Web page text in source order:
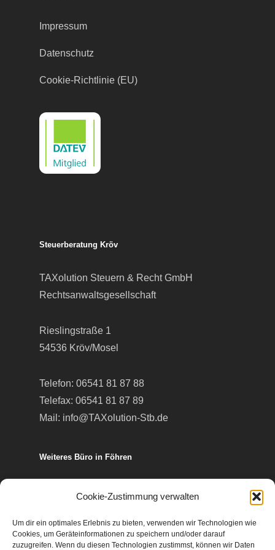
Cookie-Zustimmung verwalten
Um dir ein optimales Erlebnis zu bieten, verwenden wir Technologien wie
Cookies, um Geräteinformationen zu speichern und/oder darauf
zuzugreifen. Wenn du diesen Technologien zustimmst, können wir Daten
Impressum
Datenschutz
Cookie-Richtlinie (EU)
Steuerberatung Kröv
TAXolution Steuern & Recht GmbH
Rechtsanwaltsgesellschaft
Rieslingstraße 1
54536 Kröv/Mosel
Telefon: 06541 81 87 88
Telefax: 06541 81 87 89
Mail: info@TAXolution-Stb.de
Weiteres Büro in Föhren
Telefon: 06502 99 95 80